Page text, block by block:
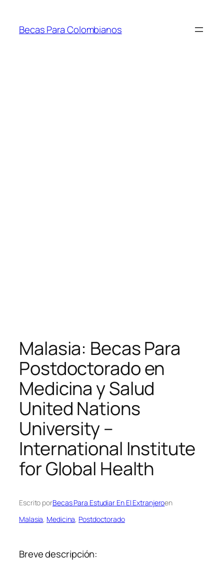
contenido
Becas Para Colombianos
Malasia: Becas Para
Postdoctorado en
Medicina y Salud
United Nations
University –
International Institute
for Global Health
Escrito porBecas Para Estudiar En El Extranjeroen
Malasia, Medicina, Postdoctorado
Breve descripción: